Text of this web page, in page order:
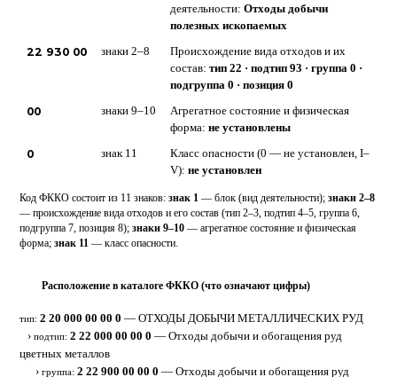
деятельности: Отходы добычи
полезных ископаемых
22 930 00 знаки 2–8
Происхождение вида отходов и их
состав: тип 22 · подтип 93 · группа 0 ·
подгруппа 0 · позиция 0
00 знаки 9–10
Агрегатное состояние и физическая
форма: не установлены
0 знак 11
Класс опасности (0 — не установлен, I–
V): не установлен
Код ФККО состоит из 11 знаков: знак 1 — блок (вид деятельности); знаки 2–8
— происхождение вида отходов и его состав (тип 2–3, подтип 4–5, группа 6,
подгруппа 7, позиция 8); знаки 9–10 — агрегатное состояние и физическая
форма; знак 11 — класс опасности.
Расположение в каталоге ФККО (что означают цифры)
тип: 2 20 000 00 00 0 — ОТХОДЫ ДОБЫЧИ МЕТАЛЛИЧЕСКИХ РУД
› подтип: 2 22 000 00 00 0 — Отходы добычи и обогащения руд
цветных металлов
› группа: 2 22 900 00 00 0 — Отходы добычи и обогащения руд